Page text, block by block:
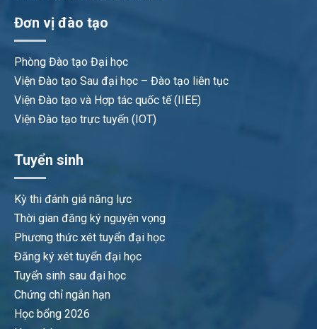
Đơn vị đào tạo
Phòng Đào tạo Đại học
Viện Đào tạo Sau đại học – Đào tạo liên tục
Viện Đào tạo và Hợp tác quốc tế (IIEE)
Viện Đào tạo trực tuyến (IOT)
Tuyển sinh
Kỳ thi đánh giá năng lực
Thời gian đăng ký nguyện vọng
Phương thức xét tuyển đại học
Đăng ký xét tuyển đại học
Tuyển sinh sau đại học
Chứng chỉ ngắn hạn
Học bổng 2026